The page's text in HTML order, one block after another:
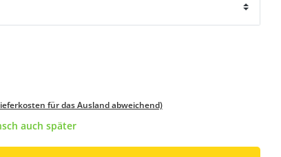
für das Ausland abweichend)
auch später